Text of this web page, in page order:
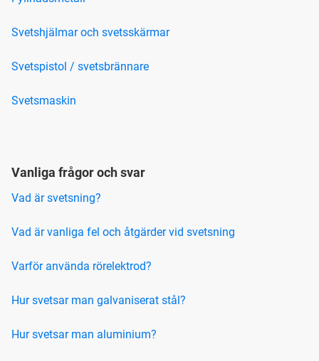
Svetshjälmar och svetsskärmar
Svetspistol / svetsbrännare
Svetsmaskin
Vanliga frågor och svar
Vad är svetsning?
Vad är vanliga fel och åtgärder vid svetsning
Varför använda rörelektrod?
Hur svetsar man galvaniserat stål?
Hur svetsar man aluminium?